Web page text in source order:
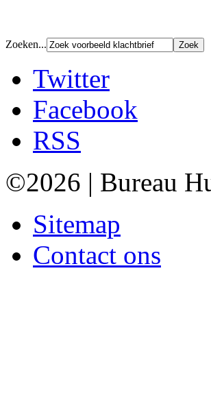
Zoeken...
Twitter
Facebook
RSS
©2026 | Bureau
Sitemap
Contact ons